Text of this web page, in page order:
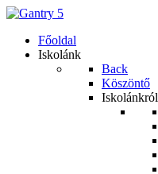
Főoldal
Iskolánk
Back
Köszöntő
Iskolánkról